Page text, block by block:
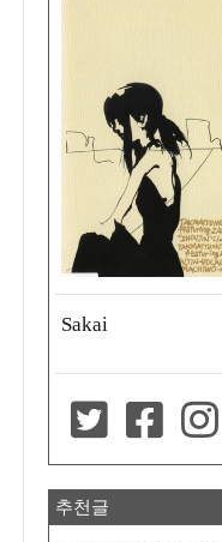
Sakai
추천글